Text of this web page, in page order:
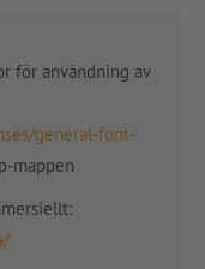
för användning av
general-font-
mappen